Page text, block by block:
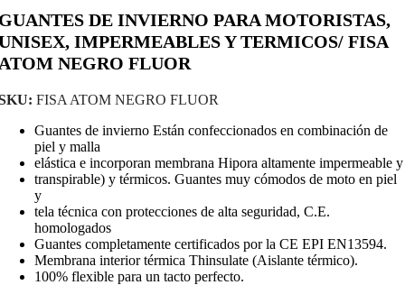
DE INVIERNO PARA MOTORISTAS,
IMPERMEABLES Y TERMICOS/ FISA
NEGRO FLUOR
FISA ATOM NEGRO FLUOR
Guantes de invierno Están confeccionados en combinación de
piel y malla
elástica e incorporan membrana Hipora altamente impermeable y
transpirable) y térmicos. Guantes muy cómodos de moto en piel
y
tela técnica con protecciones de alta seguridad, C.E.
homologados
Guantes completamente certificados por la CE EPI EN13594.
Membrana interior térmica Thinsulate (Aislante térmico).
100% flexible para un tacto perfecto.